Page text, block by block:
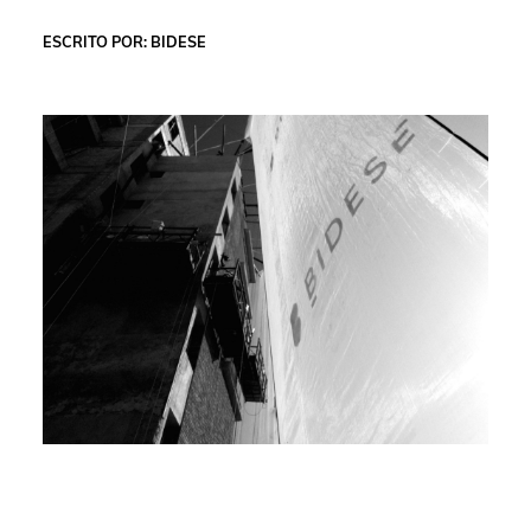
ESCRITO POR: BIDESE